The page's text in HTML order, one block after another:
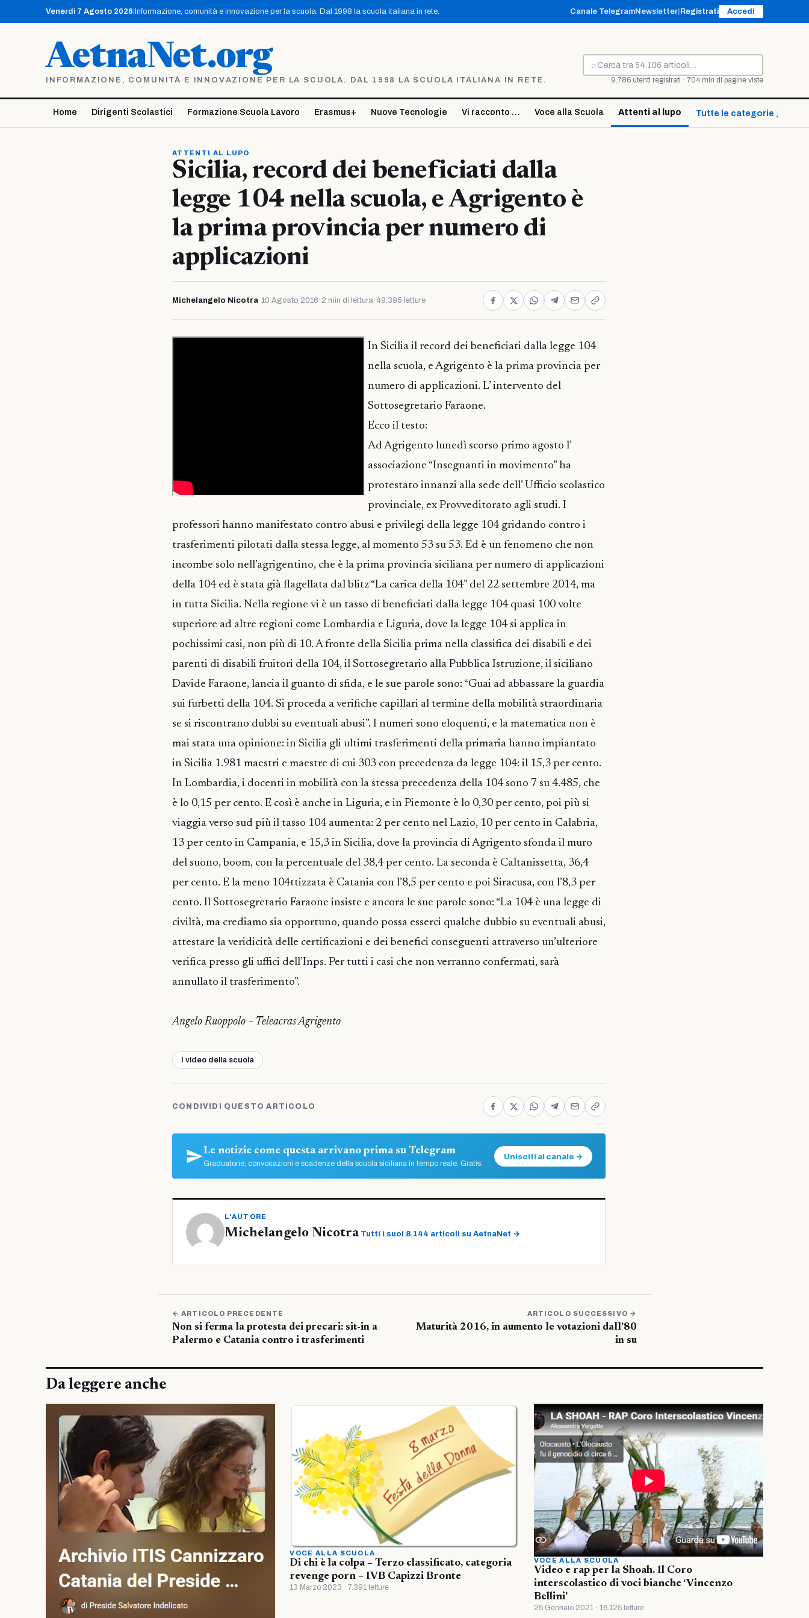
contenuto
Venerdì 7 Agosto 2026 Informazione, comunità e innovazione per la scuola. Dal 1998 la scuola italiana in rete. Canale TelegramNewsletter Registrati Accedi
AetnaNet.org
INFORMAZIONE, COMUNITÀ E INNOVAZIONE PER LA SCUOLA. DAL 1998 LA SCUOLA ITALIANA IN RETE.
⌕
Cerca
9.786 utenti registrati · 704 mln di pagine viste
Home Dirigenti Scolastici Formazione Scuola Lavoro Erasmus+ Nuove Tecnologie Vi racconto … Voce alla Scuola Attenti al lupo Tutte le categorie ↓
ATTENTI AL LUPO
Sicilia, record dei beneficiati dalla
legge 104 nella scuola, e Agrigento è
la prima provincia per numero di
applicazioni
Michelangelo Nicotra·10 Agosto 2016 · 2 min di lettura· 49.395 letture
In Sicilia il record dei beneficiati dalla legge 104
nella scuola, e Agrigento è la prima provincia per
numero di applicazioni. L’ intervento del
Sottosegretario Faraone.
Ecco il testo:
Ad Agrigento lunedì scorso primo agosto l’
associazione “Insegnanti in movimento” ha
protestato innanzi alla sede dell’ Ufficio scolastico
provinciale, ex Provveditorato agli studi. I
professori hanno manifestato contro abusi e privilegi della legge 104 gridando contro i
trasferimenti pilotati dalla stessa legge, al momento 53 su 53. Ed è un fenomeno che non
incombe solo nell’agrigentino, che è la prima provincia siciliana per numero di applicazioni
della 104 ed è stata già flagellata dal blitz “La carica della 104” del 22 settembre 2014, ma
in tutta Sicilia. Nella regione vi è un tasso di beneficiati dalla legge 104 quasi 100 volte
superiore ad altre regioni come Lombardia e Liguria, dove la legge 104 si applica in
pochissimi casi, non più di 10. A fronte della Sicilia prima nella classifica dei disabili e dei
parenti di disabili fruitori della 104, il Sottosegretario alla Pubblica Istruzione, il siciliano
Davide Faraone, lancia il guanto di sfida, e le sue parole sono: “Guai ad abbassare la guardia
sui furbetti della 104. Si proceda a verifiche capillari al termine della mobilità straordinaria
se si riscontrano dubbi su eventuali abusi”. I numeri sono eloquenti, e la matematica non è
mai stata una opinione: in Sicilia gli ultimi trasferimenti della primaria hanno impiantato
in Sicilia 1.981 maestri e maestre di cui 303 con precedenza da legge 104: il 15,3 per cento.
In Lombardia, i docenti in mobilità con la stessa precedenza della 104 sono 7 su 4.485, che
è lo 0,15 per cento. E così è anche in Liguria, e in Piemonte è lo 0,30 per cento, poi più si
viaggia verso sud più il tasso 104 aumenta: 2 per cento nel Lazio, 10 per cento in Calabria,
13 per cento in Campania, e 15,3 in Sicilia, dove la provincia di Agrigento sfonda il muro
del suono, boom, con la percentuale del 38,4 per cento. La seconda è Caltanissetta, 36,4
per cento. E la meno 104ttizzata è Catania con l’8,5 per cento e poi Siracusa, con l’8,3 per
cento. Il Sottosegretario Faraone insiste e ancora le sue parole sono: “La 104 è una legge di
civiltà, ma crediamo sia opportuno, quando possa esserci qualche dubbio su eventuali abusi,
attestare la veridicità delle certificazioni e dei benefici conseguenti attraverso un’ulteriore
verifica presso gli uffici dell’Inps. Per tutti i casi che non verranno confermati, sarà
annullato il trasferimento”.
Angelo Ruoppolo – Teleacras Agrigento
I video della scuola
CONDIVIDI QUESTO ARTICOLO
Le notizie come questa arrivano prima su Telegram
Graduatorie, convocazioni e scadenze della scuola siciliana in tempo reale. Gratis.
Unisciti al canale →
L'AUTORE
Michelangelo Nicotra Tutti i suoi 8.144 articoli su AetnaNet →
← ARTICOLO PRECEDENTE
Non si ferma la protesta dei precari: sit-in a
Palermo e Catania contro i trasferimenti
ARTICOLO SUCCESSIVO →
Maturità 2016, in aumento le votazioni dall’80
in su
Da leggere anche
VOCE ALLA SCUOLA
Di chi è la colpa – Terzo classificato, categoria
revenge porn – IVB Capizzi Bronte
13 Marzo 2023 · 7.391 letture
VOCE ALLA SCUOLA
Video e rap per la Shoah. Il Coro
interscolastico di voci bianche ‘Vincenzo
Bellini’
25 Gennaio 2021 · 16.125 letture